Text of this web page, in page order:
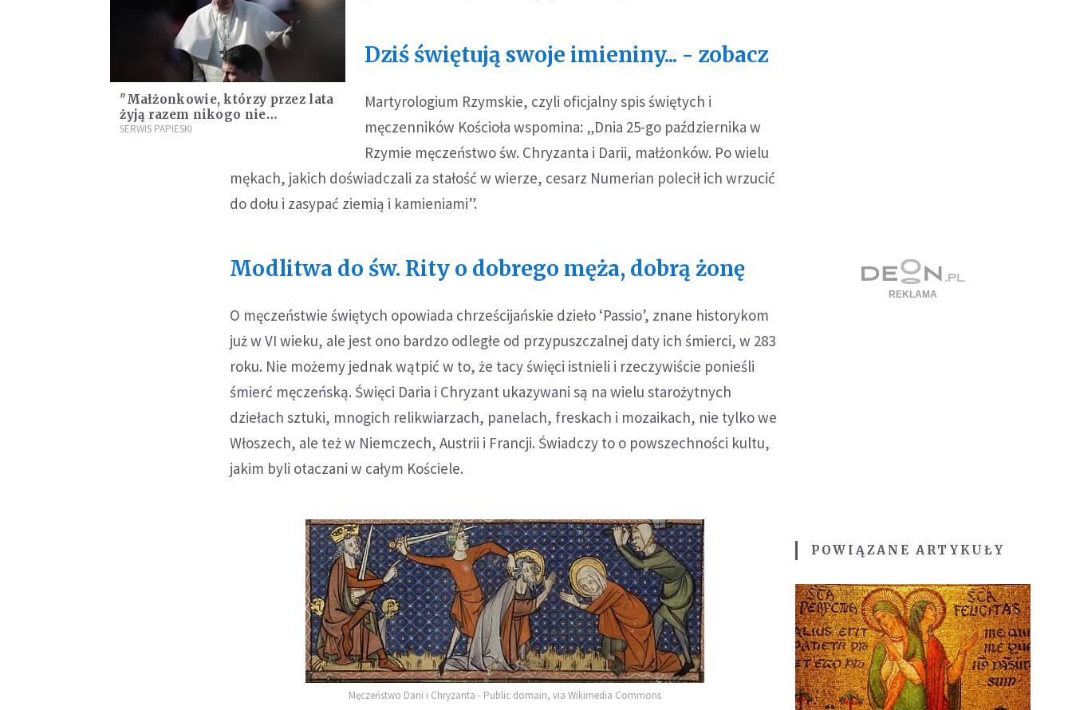
"Małżonkowie, którzy przez lata
żyją razem nikogo nie
interesują. Zainteresowanie
SERWIS PAPIESKI
Dziś świętują swoje imieniny... - zobacz
Martyrologium Rzymskie, czyli oficjalny spis świętych i
męczenników Kościoła wspomina: „Dnia 25-go października w
Rzymie męczeństwo św. Chryzanta i Darii, małżonków. Po wielu
mękach, jakich doświadczali za stałość w wierze, cesarz Numerian polecił ich wrzucić
do dołu i zasypać ziemią i kamieniami”.
Modlitwa do św. Rity o dobrego męża, dobrą żonę
O męczeństwie świętych opowiada chrześcijańskie dzieło ‘Passio’, znane historykom
już w VI wieku, ale jest ono bardzo odległe od przypuszczalnej daty ich śmierci, w 283
roku. Nie możemy jednak wątpić w to, że tacy święci istnieli i rzeczywiście ponieśli
śmierć męczeńską. Święci Daria i Chryzant ukazywani są na wielu starożytnych
dziełach sztuki, mnogich relikwiarzach, panelach, freskach i mozaikach, nie tylko we
Włoszech, ale też w Niemczech, Austrii i Francji. Świadczy to o powszechności kultu,
jakim byli otaczani w całym Kościele.
Męczeństwo Darii i Chryzanta - Public domain, via Wikimedia Commons
POWIĄZANE ARTYKUŁY